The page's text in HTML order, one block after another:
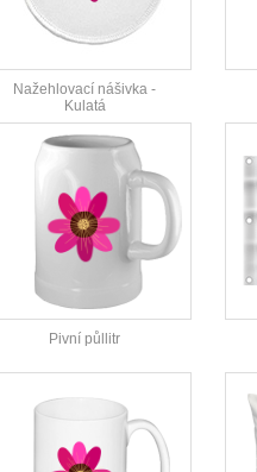
Nažehlovací nášivka -
Kulatá
Pivní půllitr